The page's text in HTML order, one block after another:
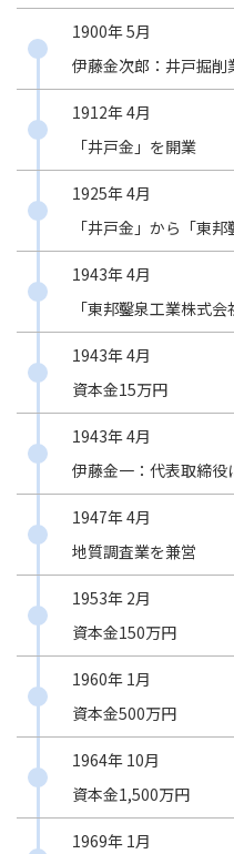
1900年 5月
伊藤金次郎：井戸掘削
1912年 4月
「井戸金」を開業
1925年 4月
「井戸金」から「東
1943年 4月
「東邦鑿泉工業株式
1943年 4月
資本金15万円
1943年 4月
伊藤金一：代表取締役
1947年 4月
地質調査業を兼営
1953年 2月
資本金150万円
1960年 1月
資本金500万円
1964年 10月
資本金1,500万円
1969年 1月